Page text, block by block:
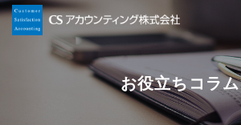
お役立ちコラム